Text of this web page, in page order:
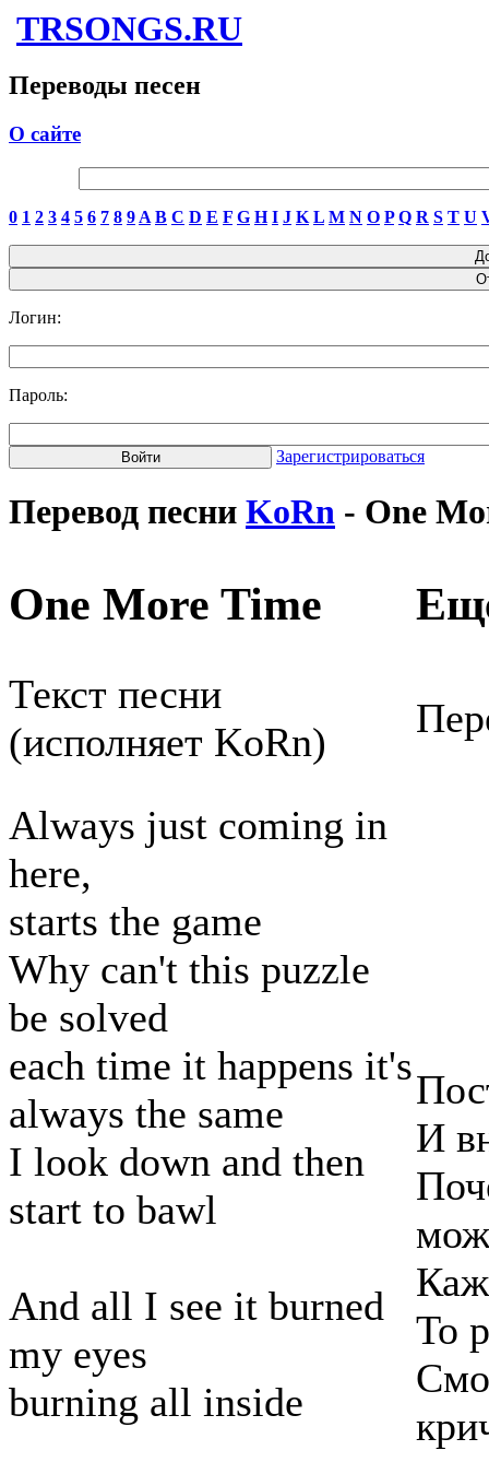
TRSONGS.RU
Переводы песен
О сайте
0 1 2 3 4 5 6 7 8 9 A B C D E F G H I J K L M N O P Q R S T U
Логин:
Пароль:
Зарегистрироваться
Перевод песни KoRn - One
One More Time
Текст песни
(исполняет KoRn)
Always just coming in
here,
starts the game
Why can't this puzzle
be solved
each time it happens it's
always the same
I look down and then
start to bawl
And all I see it burned
my eyes
burning all inside
И
То